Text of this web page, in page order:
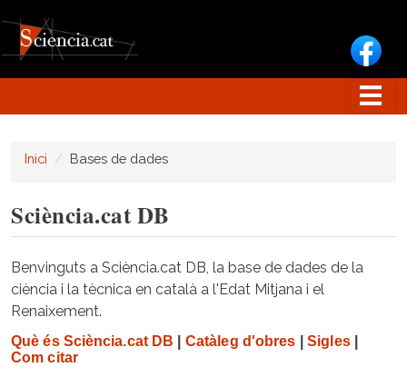
Inici Bases de dades
Sciència.cat DB
Benvinguts a Sciència.cat DB, la base de dades de la
ciència i la tècnica en català a l'Edat Mitjana i el
Renaixement.
Què és Sciència.cat DB Catàleg d'obres Sigles|
Com citar